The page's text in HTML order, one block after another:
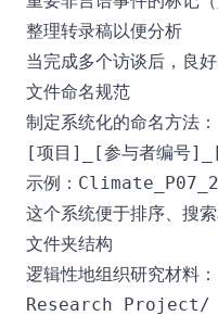
整理转录稿以便分析
当完成多个访谈后，良
文件命名规范
制定系统化的命名方法：
示例：
这个系统便于排序、搜索
文件夹结构
逻辑性地组织研究材料：
Research Project/